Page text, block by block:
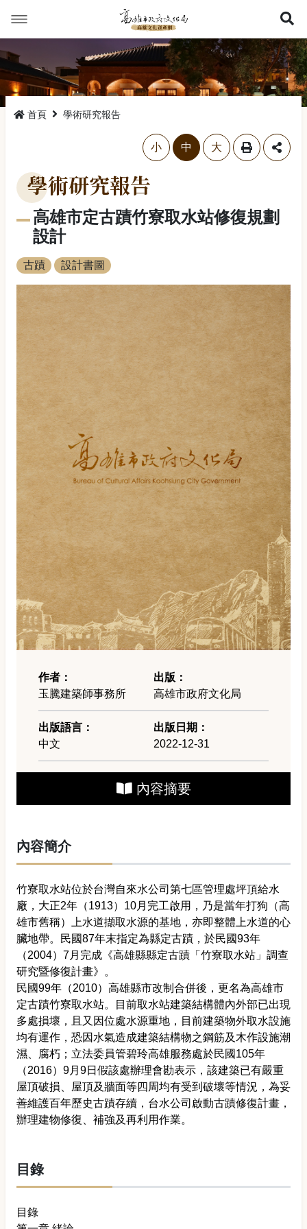
首頁 學術研究報告
略過字型切換，社群分享工具列
小 中 大
學術研究報告
高雄市定古蹟竹寮取水站修復規劃
設計
古蹟 設計書圖
作者：
玉騰建築師事務所
出版：
高雄市政府文化局
出版語言：
中文
出版日期：
2022-12-31
內容摘要
內容簡介
竹寮取水站位於台灣自來水公司第七區管理處坪頂給水
廠，大正2年（1913）10月完工啟用，乃是當年打狗（高
雄市舊稱）上水道擷取水源的基地，亦即整體上水道的心
臟地帶。民國87年末指定為縣定古蹟，於民國93年
（2004）7月完成《高雄縣縣定古蹟「竹寮取水站」調查
研究暨修復計畫》。
民國99年（2010）高雄縣市改制合併後，更名為高雄市
定古蹟竹寮取水站。目前取水站建築結構體內外部已出現
多處損壞，且又因位處水源重地，目前建築物外取水設施
均有運作，恐因水氣造成建築結構物之鋼筋及木作設施潮
濕、腐朽；立法委員管碧玲高雄服務處於民國105年
（2016）9月9日假該處辦理會勘表示，該建築已有嚴重
屋頂破損、屋頂及牆面等四周均有受到破壞等情況，為妥
善維護百年歷史古蹟存續，台水公司啟動古蹟修復計畫，
辦理建物修復、補強及再利用作業。
目錄
目錄